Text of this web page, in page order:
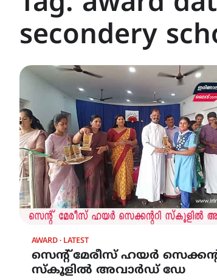
secondery
AWARD LATEST
സെന്റ് മേരീസ് ഹയർ
സ്കൂളിൽ അവാർഡ് ഡേ